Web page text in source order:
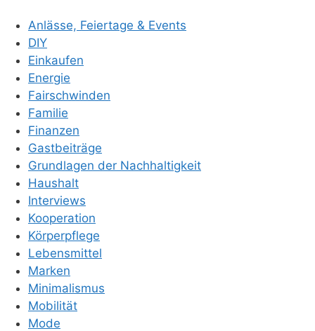
Anlässe, Feiertage & Events
DIY
Einkaufen
Energie
Fairschwinden
Familie
Finanzen
Gastbeiträge
Grundlagen der Nachhaltigkeit
Haushalt
Interviews
Kooperation
Körperpflege
Lebensmittel
Marken
Minimalismus
Mobilität
Mode